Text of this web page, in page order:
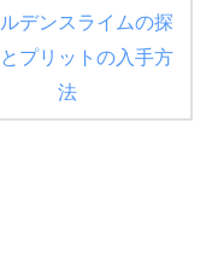
デンスライムの探
プリットの入手方
法